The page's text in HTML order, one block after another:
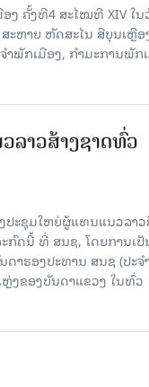
ອງ ຄັ້ງທີ4 ສະໄໝທີ XIV ໃ
ະຫາຍ ຫັດສະໄນ ສີບຸນເຫຼືອ
ຳພັກເມືອງ, ກຳມະການພັກ
ລາວສ້າງຊາດທົ່ວ
ປະຊຸມໃຫຍ່ຜູ້ແທນແນວລາວ
ກົດນີ້ ທີ່ ສນຊ, ໂດຍການເປັ
າຮອງປະທານ ສນຊ (ປະຈ
ງຂອງບັນດາແຂວງ ໃນທົ່ວ